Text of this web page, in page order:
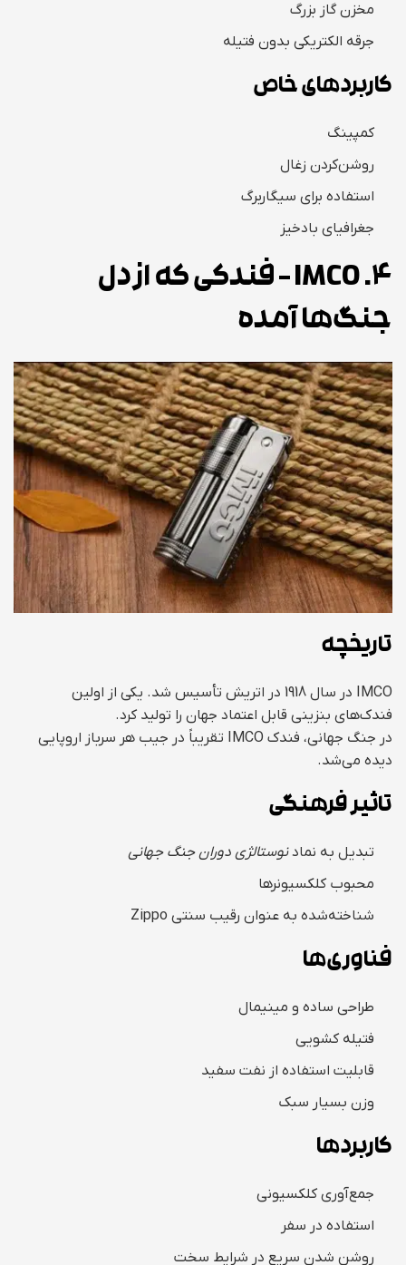
مخزن گاز بزرگ
جرقه الکتریکی بدون فتیله
کاربردهای خاص
کمپینگ
روشن‌کردن زغال
استفاده برای سیگاربرگ
جغرافیای بادخیز
4. IMCO – فندکی که از دل
جنگ‌ها آمده
تاریخچه
IMCO در سال 1918 در اتریش تأسیس شد. یکی از اولین
فندک‌های بنزینی قابل اعتماد جهان را تولید کرد.
در جنگ جهانی، فندک IMCO تقریباً در جیب هر سرباز اروپایی
دیده می‌شد.
تاثیر فرهنگی
تبدیل به نمادنوستالژی دوران جنگ جهانی
محبوب کلکسیونرها
شناخته‌شده به عنوان رقیب سنتی Zippo
فناوری‌ها
طراحی ساده و مینیمال
فتیله کشویی
قابلیت استفاده از نفت سفید
وزن بسیار سبک
کاربردها
جمع‌آوری کلکسیونی
استفاده در سفر
روشن شدن سریع در شرایط سخت